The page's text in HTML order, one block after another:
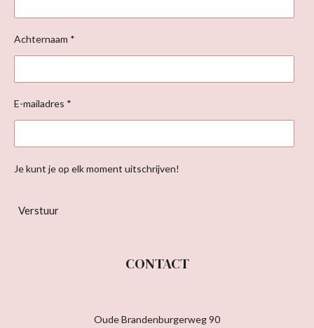
Achternaam *
E-mailadres *
Je kunt je op elk moment uitschrijven!
Verstuur
CONTACT
Oude Brandenburgerweg 90